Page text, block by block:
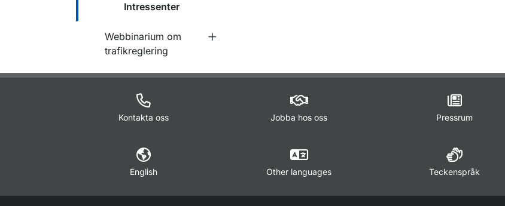
Intressenter
Webbinarium om
trafikreglering
Undermeny för Webbinarium om trafikreglering
Kontakta oss Jobba hos oss Pressrum
English Other languages Teckenspråk